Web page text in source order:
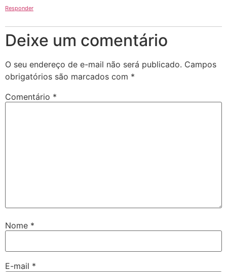
Responder
Deixe um comentário
O seu endereço de e-mail não será publicado. Campos
obrigatórios são marcados com *
Comentário *
Nome *
E-mail *